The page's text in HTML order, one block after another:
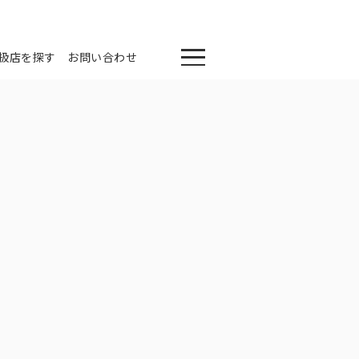
店を探す お問い合わせ